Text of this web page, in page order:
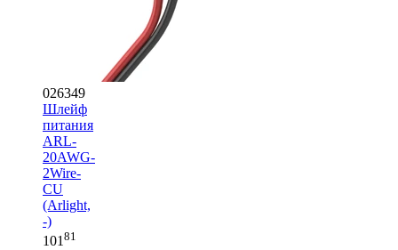
026349
Шлейф
питания
ARL-
20AWG-
2Wire-
CU
(Arlight,
-)
101 81